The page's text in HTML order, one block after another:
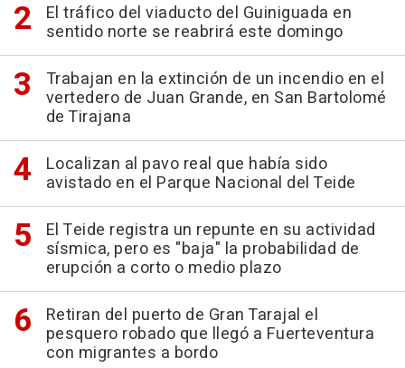
El tráfico del viaducto del Guiniguada en
sentido norte se reabrirá este domingo
Trabajan en la extinción de un incendio en el
vertedero de Juan Grande, en San Bartolomé
de Tirajana
Localizan al pavo real que había sido
avistado en el Parque Nacional del Teide
El Teide registra un repunte en su actividad
sísmica, pero es "baja" la probabilidad de
erupción a corto o medio plazo
Retiran del puerto de Gran Tarajal el
pesquero robado que llegó a Fuerteventura
con migrantes a bordo